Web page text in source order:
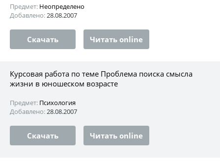
Предмет: Неопределено
Добавлено:28.08.2007
Скачать Читать online
Курсовая работа по теме Проблема поиска смысла
жизни в юношеском возрасте
Предмет: Психология
Добавлено:28.08.2007
Скачать Читать online